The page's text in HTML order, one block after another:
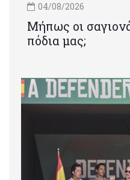
04/08/2026
Μήπως οι
πόδια μας;